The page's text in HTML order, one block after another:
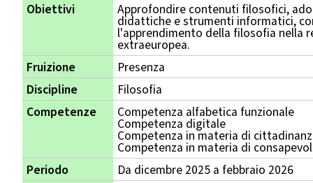
Obiettivi
Approfondire contenuti filosofici,
didattiche e strumenti informatici,
l'apprendimento della filosofia nella
extraeuropea.
Fruizione
Presenza
Discipline
Filosofia
Competenze
Competenza alfabetica funzionale
Competenza digitale
Competenza in materia di
Competenza in materia di
Periodo
Da dicembre 2025 a febbraio 2026